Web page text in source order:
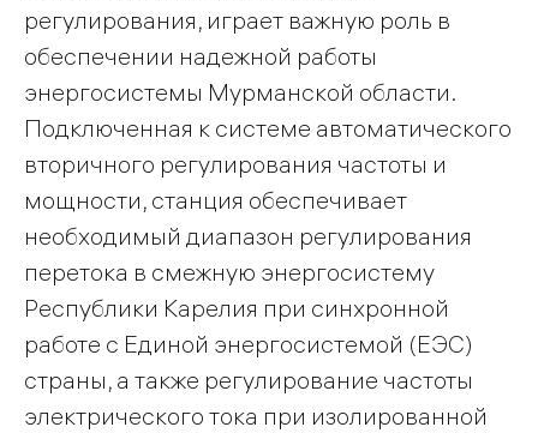
регулирования, играет важную роль в
обеспечении надежной работы
энергосистемы Мурманской области.
Подключенная к системе автоматического
вторичного регулирования частоты и
мощности, станция обеспечивает
необходимый диапазон регулирования
перетока в смежную энергосистему
Республики Карелия при синхронной
работе с Единой энергосистемой (ЕЭС)
страны, а также регулирование частоты
электрического тока при изолированной